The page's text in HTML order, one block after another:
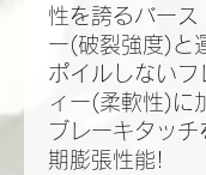
性を誇るバース
ー(破裂強度)と
ポイルしないフ
ィー(柔軟性)に
ブレーキタッチ
期膨張性能!​